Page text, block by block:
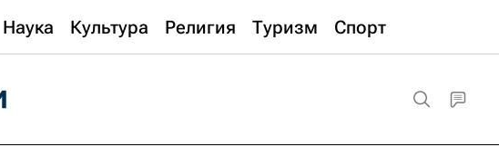
Наука Культура Религия Туризм Спорт